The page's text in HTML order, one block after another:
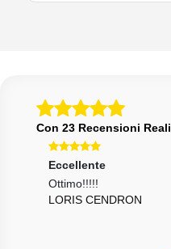
Con 23 Recensioni Reali
Eccellente
Ottimo!!!!!
LORIS CENDRON